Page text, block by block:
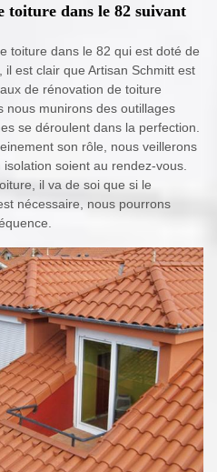
toiture dans le 82 suivant
toiture dans le 82 qui est doté de
il est clair que Artisan Schmitt est
de rénovation de toiture
nous munirons des outillages
se déroulent dans la perfection.
son rôle, nous veillerons
soient au rendez-vous.
il va de soi que si le
nécessaire, nous pourrons